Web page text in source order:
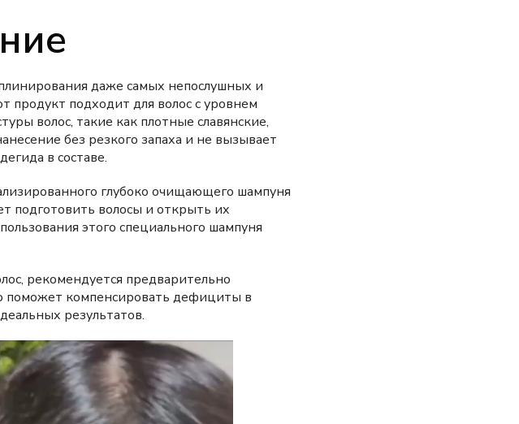
даже самых непослушных и
продукт подходит для волос с уровнем
волос, такие как плотные славянские,
без резкого запаха и не вызывает
в составе.
глубоко очищающего шампуня
подготовить волосы и открыть их
этого специального шампуня
рекомендуется предварительно
поможет компенсировать дефициты в
результатов.